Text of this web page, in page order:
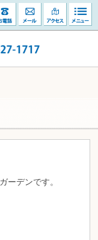
ーデンです。